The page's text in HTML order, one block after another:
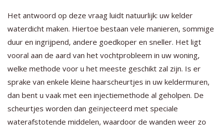
Het antwoord op deze vraag luidt natuurlijk: uw kelder
waterdicht maken. Hiertoe bestaan vele manieren, sommige
duur en ingrijpend, andere goedkoper en sneller. Het ligt
vooral aan de aard van het vochtprobleem in uw woning,
welke methode voor u het meeste geschikt zal zijn. Is er
sprake van enkele kleine haarscheurtjes in uw keldermuren,
dan bent u vaak met een injectiemethode al geholpen. De
scheurtjes worden dan geïnjecteerd met speciale
waterafstotende middelen, waardoor de wanden weer zo